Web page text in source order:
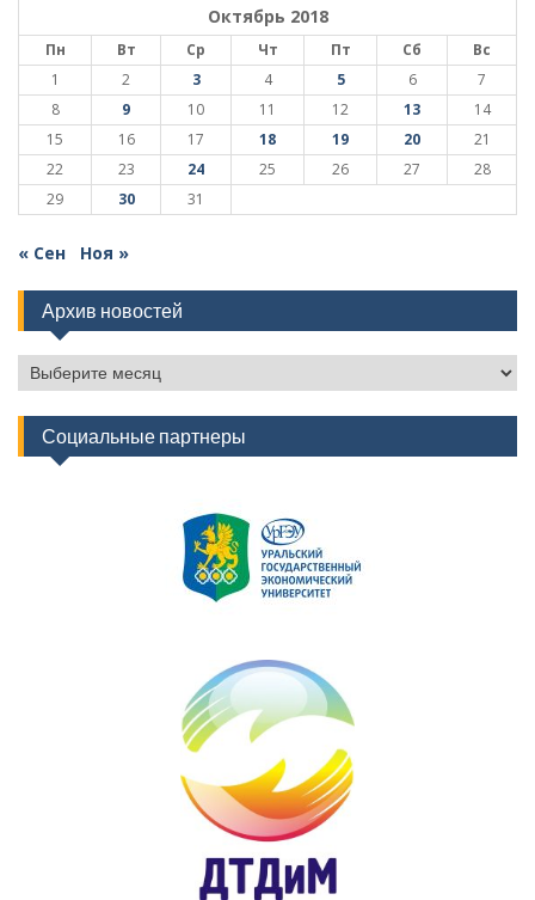
Октябрь 2018
Пн Вт Ср Чт Пт Сб
Вс
1
2 3 4 5 6
7
8
9 10 11 12 13
14
15
16 17 18 19 20
21
22
23 24 25 26 27
28
29
30 31
« Сен Ноя »
Архив новостей
Архив
новостей
Социальные партнеры